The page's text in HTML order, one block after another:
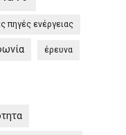
πηγές ενέργειας
έρευνα